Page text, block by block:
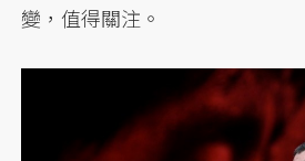
變，值得關注。